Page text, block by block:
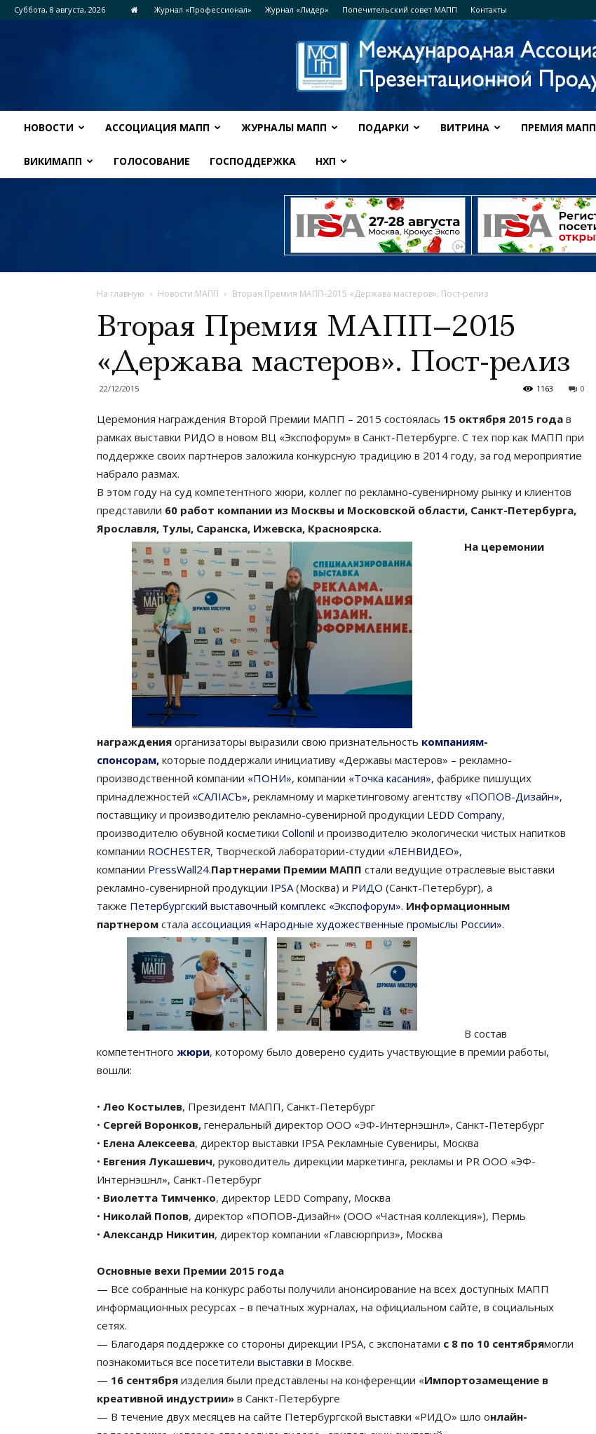
Суббота, 8 августа, 2026 Журнал «Профессионал» Журнал «Лидер» Попечительский совет МАПП Контакты
НОВОСТИ АССОЦИАЦИЯ МАПП ЖУРНАЛЫ МАПП ПОДАРКИ ВИТРИНА ПРЕМИЯ МАПП
ВИКИМАПП ГОЛОСОВАНИЕ ГОСПОДДЕРЖКА НХП
На главную Новости МАПП Вторая Премия МАПП–2015 «Держава мастеров». Пост-релиз
Вторая Премия МАПП–2015
«Держава мастеров». Пост-релиз
22/12/2015 0
1163
Церемония награждения Второй Премии МАПП – 2015 состоялась 15 октября 2015 года в
рамках выставки РИДО в новом ВЦ «Экспофорум» в Санкт-Петербурге. С тех пор как МАПП при
поддержке своих партнеров заложила конкурcную традицию в 2014 году, за год мероприятие
набрало размах.
В этом году на суд компетентного жюри, коллег по рекламно-сувенирному рынку и клиентов
представили 60 работ компании из Москвы и Московской области, Санкт-Петербурга,
Ярославля, Тулы, Саранска, Ижевска, Красноярска.
На церемонии
награждения организаторы выразили свою признательность компаниям-
спонсорам, которые поддержали инициативу «Державы мастеров» – рекламно-
производственной компании «ПОНИ», компании «Точка касания», фабрике пишущих
принадлежностей «САЛIАСЪ», рекламному и маркетинговому агентству «ПОПОВ-Дизайн»,
поставщику и производителю рекламно-сувенирной продукции LEDD Company,
производителю обувной косметики Collonil и производителю экологически чистых напитков
компании ROCHESTER, Творческой лаборатории-студии «ЛЕНВИДЕО»,
компании PressWall24.Партнерами Премии МАПП стали ведущие отраслевые выставки
рекламно-сувенирной продукции IPSA(Москва) и РИДО (Санкт-Петербург), а
также Петербургский выставочный комплекс «Экспофорум». Информационным
партнером стала ассоциация «Народные художественные промыслы России».
В состав
компетентного жюри, которому было доверено судить участвующие в премии работы,
вошли:
• Лео Костылев, Президент МАПП, Санкт-Петербург
• Сергей Воронков, генеральный директор ООО «ЭФ-Интернэшнл», Санкт-Петербург
• Елена Алексеева, директор выставки IPSA Рекламные Сувениры, Москва
• Евгения Лукашевич, руководитель дирекции маркетинга, рекламы и PR ООО «ЭФ-
Интернэшнл», Санкт-Петербург
• Виолетта Тимченко, директор LEDD Company, Москва
• Николай Попов, директор «ПОПОВ-Дизайн» (ООО «Частная коллекция»), Пермь
• Александр Никитин, директор компании «Главсюрприз», Москва
Основные вехи Премии 2015 года
— Все собранные на конкурс работы получили анонсирование на всех доступных МАПП
информационных ресурсах – в печатных журналах, на официальном сайте, в социальных
сетях.
— Благодаря поддержке со стороны дирекции IPSA, с экспонатами с 8 по 10 сентябрямогли
познакомиться все посетители выставки в Москве.
— 16 сентября изделия были представлены на конференции «Импортозамещение в
креативной индустрии» в Санкт-Петербурге
— В течение двух месяцев на сайте Петербургской выставки «РИДО» шло онлайн-